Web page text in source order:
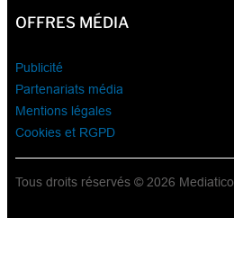
OFFRES MÉDIA
Publicité
Partenariats média
Mentions légales
Cookies et RGPD
Tous droits réservés © 2026 Mediatico